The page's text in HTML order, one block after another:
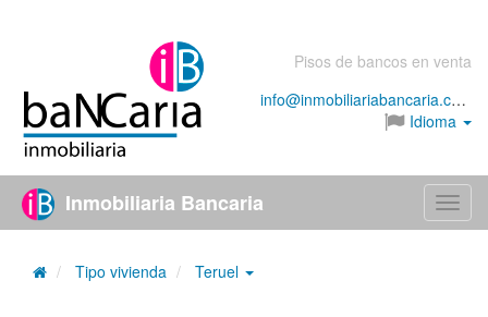
Pisos de bancos en venta
info@inmobiliariabancaria.com
Idioma
Menú
Inmobiliaria Bancaria
Tipo vivienda Teruel